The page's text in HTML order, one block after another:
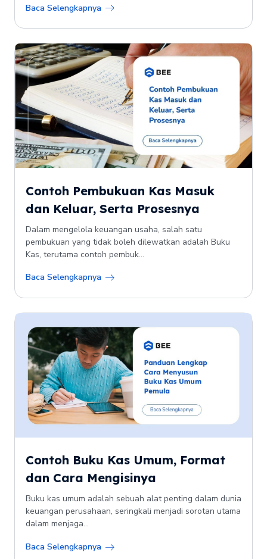
Baca Selengkapnya
Contoh Pembukuan Kas Masuk
dan Keluar, Serta Prosesnya
Dalam mengelola keuangan usaha, salah satu
pembukuan yang tidak boleh dilewatkan adalah Buku
Kas, terutama contoh pembuk...
Baca Selengkapnya
Contoh Buku Kas Umum, Format
dan Cara Mengisinya
Buku kas umum adalah sebuah alat penting dalam dunia
keuangan perusahaan, seringkali menjadi sorotan utama
dalam menjaga...
Baca Selengkapnya